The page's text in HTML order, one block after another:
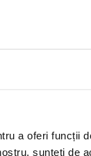
a oferi funcții
sunteți de